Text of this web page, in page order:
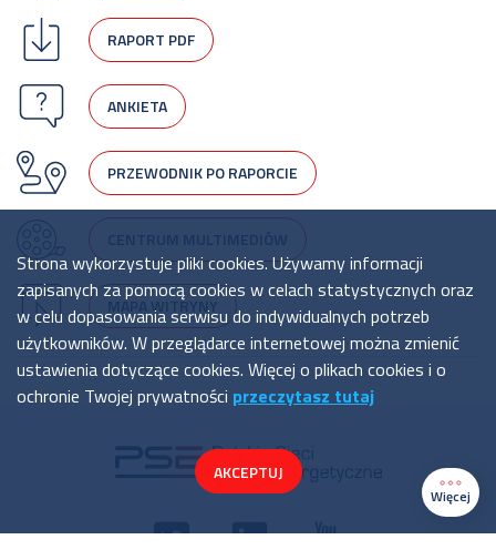
RAPORT PDF
ANKIETA
PRZEWODNIK PO RAPORCIE
MAPA WITRYNY
Więcej
Strona wykorzystuje pliki cookies. Używamy informacji
zapisanych za pomocą cookies w celach statystycznych oraz
w celu dopasowania serwisu do indywidualnych potrzeb
użytkowników. W przeglądarce internetowej można zmienić
ustawienia dotyczące cookies. Więcej o plikach cookies i o
ochronie Twojej prywatności przeczytasz tutaj
AKCEPTUJ